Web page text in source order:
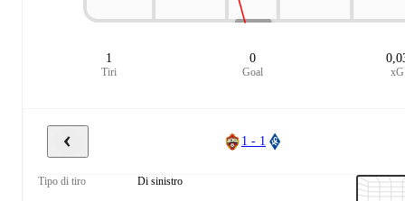
1
Tiri
0
Goal xG
1 - 1
Tipo di tiro Di sinistro